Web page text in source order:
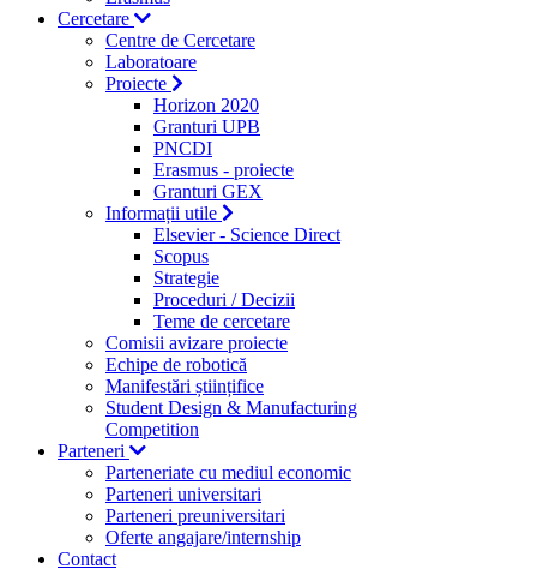
Cercetare
Centre de Cercetare
Laboratoare
Proiecte
Horizon 2020
Granturi UPB
PNCDI
Erasmus - proiecte
Granturi GEX
Informații utile
Elsevier - Science Direct
Scopus
Strategie
Proceduri / Decizii
Teme de cercetare
Comisii avizare proiecte
Echipe de robotică
Manifestări științifice
Student Design & Manufacturing
Competition
Parteneri
Parteneriate cu mediul economic
Parteneri universitari
Parteneri preuniversitari
Oferte angajare/internship
Contact